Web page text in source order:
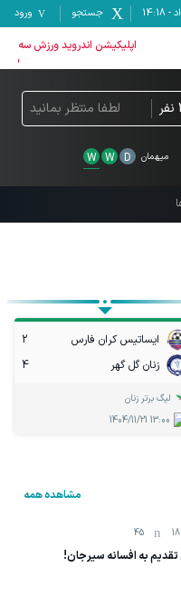
-
14:18 جستجو ورود
اپلیکیشن اندروید ورزش سه
نفر لطفا منتظر بمانید
میهمان D
W
W
ایساتیس کران فارس
2
زنان گل گهر
4
لیگ برتر زنان
1404/11/21 13:00
مشاهده همه
45
به افسانه سیرجان!